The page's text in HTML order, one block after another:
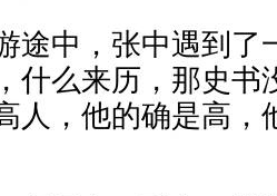
途中，张中遇到了
什么来历，那史书
人，他的确是高，